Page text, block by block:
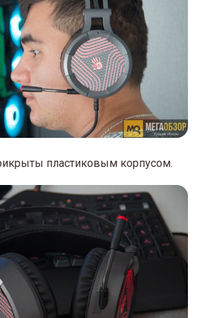
пластиковым корпусом.